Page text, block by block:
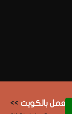
بالكويت >>